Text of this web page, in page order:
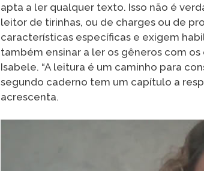
apta a ler qualquer texto. Isso não é
leitor de tirinhas, ou de charges ou de
características específicas e exigem
também ensinar a ler os gêneros com
Isabele. “A leitura é um caminho para
segundo caderno tem um capítulo a
acrescenta.